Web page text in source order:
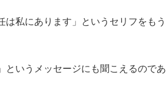
私にあります」というセリフをもう
というメッセージにも聞こえるのであ